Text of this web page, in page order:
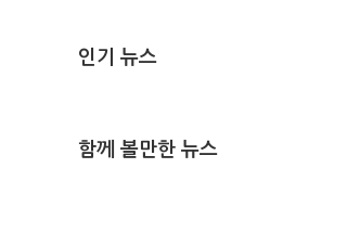
인기 뉴스
함께 볼만한 뉴스